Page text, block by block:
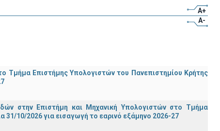
A+
A-
Τμήμα Eπιστήμης Υπολογιστών του Πανεπιστημίου Κρήτης
στην Επιστήμη και Μηχανική Υπολογιστών στο Τμήμα
31/10/2026 για εισαγωγή το εαρινό εξάμηνο 2026-27